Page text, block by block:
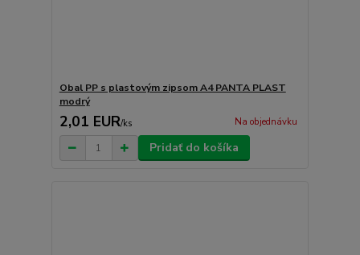
Obal PP s plastovým zipsom A4 PANTA PLAST
modrý
2,01 EUR/ks Na objednávku
Pridať do košíka